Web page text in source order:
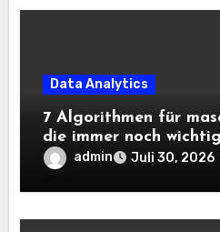
Data Analytics
7 Algorithmen für
die immer noch
admin Juli 30, 2026